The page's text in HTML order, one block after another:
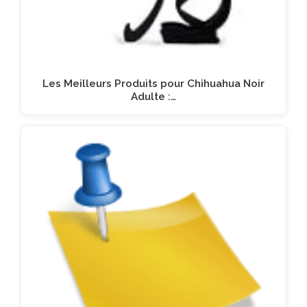
Les Meilleurs Produits pour Chihuahua Noir
Adulte :…